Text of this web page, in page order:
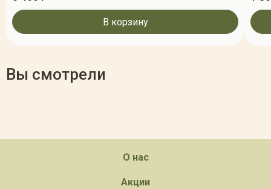
В корзину
Вы смотрели
О нас
Акции